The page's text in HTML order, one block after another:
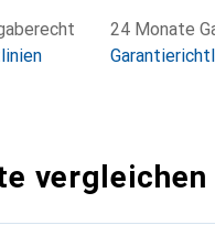
24 Monate
vergleichen